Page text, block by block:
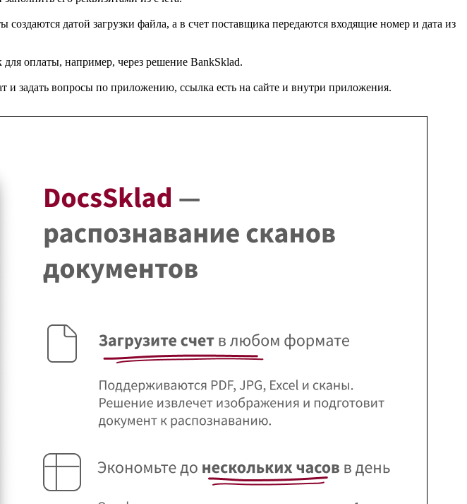
датой загрузки файла, а в счет поставщика передаются входящие номер и дата из
оплаты, например, через решение BankSklad.
задать вопросы по приложению, ссылка есть на сайте и внутри приложения.